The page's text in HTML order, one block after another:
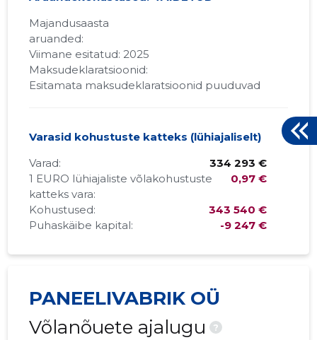
Majandusaasta
aruanded:
Viimane esitatud: 2025
Maksudeklaratsioonid:
Esitamata maksudeklaratsioonid puuduvad
Varasid kohustuste katteks (lühiajaliselt)
Varad:
334 293 €
1 EURO lühiajaliste võlakohustuste
katteks vara:
0,97 €
Kohustused:
343 540 €
Puhaskäibe kapital:
-9 247 €
PANEELIVABRIK OÜ
Võlanõuete ajalugu
?